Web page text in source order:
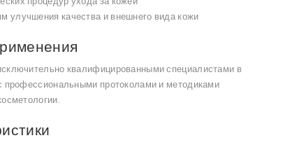
улучшения качества и внешнего вида кожи
квалифицированными специалистами в
профессиональными протоколами и методиками